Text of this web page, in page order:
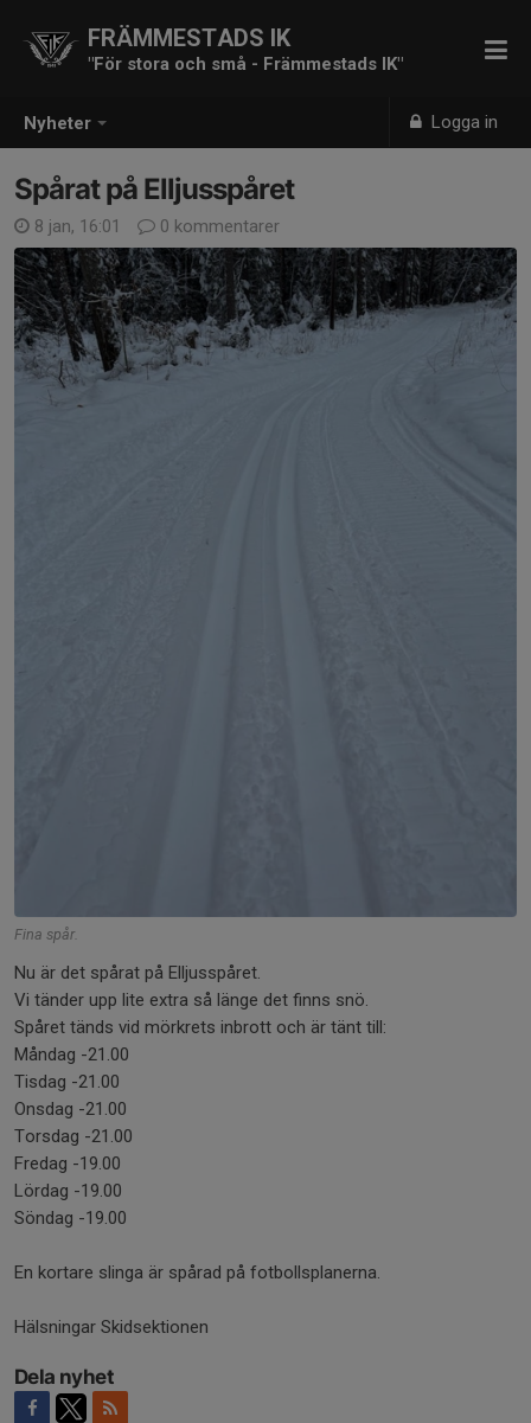
Nyheter Logga in
FRÄMMESTADS IK
"För stora och små - Främmestads IK"
Spårat på Elljusspåret
8 jan, 16:01 0 kommentarer
Fina spår.
Nu är det spårat på Elljusspåret.
Vi tänder upp lite extra så länge det finns snö.
Spåret tänds vid mörkrets inbrott och är tänt till:
Måndag -21.00
Tisdag -21.00
Onsdag -21.00
Torsdag -21.00
Fredag -19.00
Lördag -19.00
Söndag -19.00
En kortare slinga är spårad på fotbollsplanerna.
Hälsningar Skidsektionen
Dela nyhet